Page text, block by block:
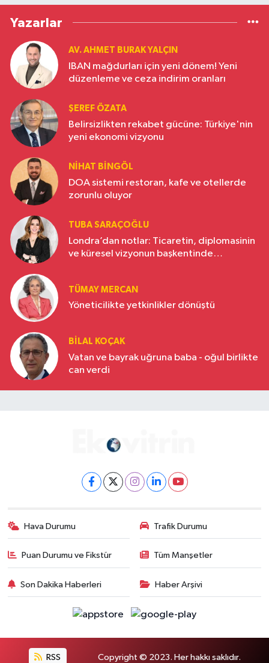
Yazarlar
AV. AHMET BURAK YALÇIN
IBAN mağdurları için yeni dönem! Yeni
düzenleme ve ceza indirim oranları
ŞEREF ÖZATA
Belirsizlikten rekabet gücüne: Türkiye'nin
yeni ekonomi vizyonu
NIHAT BINGÖL
DOA sistemi restoran, kafe ve otellerde
zorunlu oluyor
TUBA SARAÇOĞLU
Londra’dan notlar: Ticaretin, diplomasinin
ve küresel vizyonun başkentinde
TÜMAY MERCAN
Yöneticilikte yetkinlikler dönüştü
BILAL KOÇAK
Vatan ve bayrak uğruna baba - oğul birlikte
can verdi
Hava Durumu Trafik Durumu
Puan Durumu ve Fikstür Tüm Manşetler
Son Dakika Haberleri Haber Arşivi
RSS Copyright © 2023. Her hakkı saklıdır.